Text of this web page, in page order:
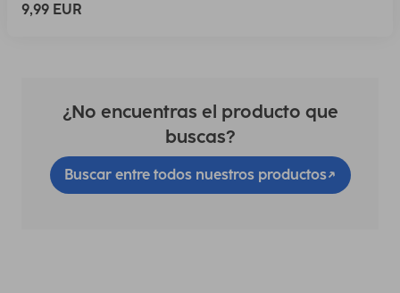
9,99 EUR
¿No encuentras el producto que
buscas?
Buscar entre todos nuestros productos